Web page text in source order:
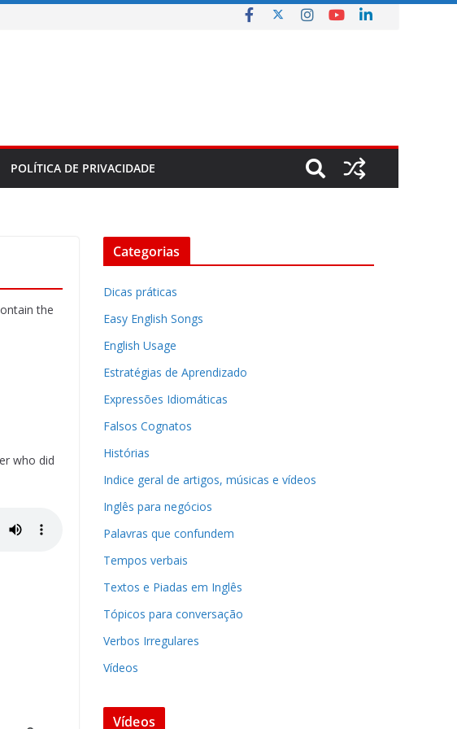
POLÍTICA DE PRIVACIDADE
the
who did
Categorias
Dicas práticas
Easy English Songs
English Usage
Estratégias de Aprendizado
Expressões Idiomáticas
Falsos Cognatos
Histórias
Indice geral de artigos, músicas e vídeos
Inglês para negócios
Palavras que confundem
Tempos verbais
Textos e Piadas em Inglês
Tópicos para conversação
Verbos Irregulares
Vídeos
Vídeos